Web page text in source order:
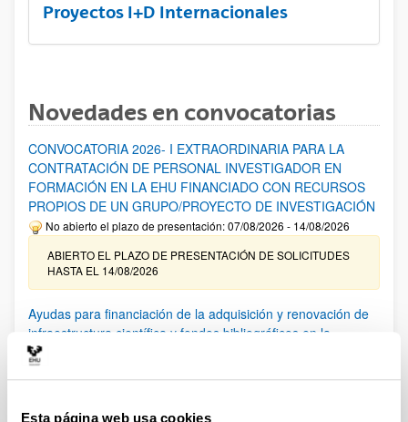
Esta página web usa cookies
Proyectos I+D Internacionales
Novedades en convocatorias
CONVOCATORIA 2026- I EXTRAORDINARIA PARA LA
CONTRATACIÓN DE PERSONAL INVESTIGADOR EN
FORMACIÓN EN LA EHU FINANCIADO CON RECURSOS
PROPIOS DE UN GRUPO/PROYECTO DE INVESTIGACIÓN
No abierto el plazo de presentación: 07/08/2026 - 14/08/2026
ABIERTO EL PLAZO DE PRESENTACIÓN DE SOLICITUDES
HASTA EL 14/08/2026
Ayudas para financiación de la adquisición y renovación de
infraestructura científica y fondos bibliográficos en la
UPV/EHU 2026
solicitudes admitidas y excluidas. 23/03/2026: Relación